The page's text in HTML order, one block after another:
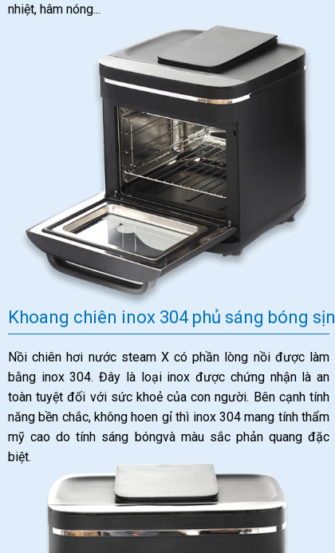
nhiệt, hâm nóng...
Khoang chiên inox 304 phủ sáng bóng sịn
Nồi chiên hơi nước steam X có phần lòng nồi được làm
bằng inox 304. Đây là loại inox được chứng nhận là an
toàn tuyệt đối với sức khoẻ của con người. Bên cạnh tính
năng bền chắc, không hoen gỉ thì inox 304 mang tính thẩm
mỹ cao do tính sáng bóngvà màu sắc phản quang đặc
biệt.